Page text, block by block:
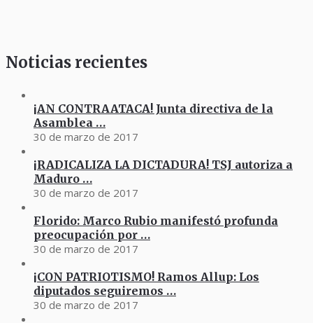
Noticias recientes
¡AN CONTRAATACA! Junta directiva de la
Asamblea …
30 de marzo de 2017
¡RADICALIZA LA DICTADURA! TSJ autoriza a
Maduro …
30 de marzo de 2017
Florido: Marco Rubio manifestó profunda
preocupación por …
30 de marzo de 2017
¡CON PATRIOTISMO! Ramos Allup: Los
diputados seguiremos …
30 de marzo de 2017